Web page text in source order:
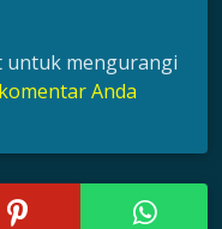
untuk mengurangi
Anda